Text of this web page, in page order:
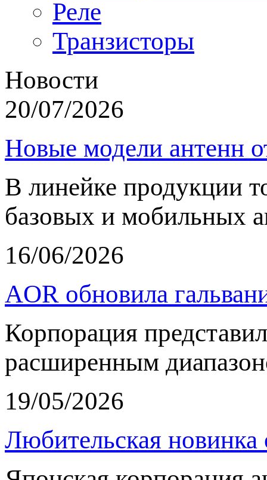
Реле
Транзисторы
Новости
20/07/2026
Новые модели антенн
В линейке продукции
базовых и мобильных
16/06/2026
AOR обновила
Корпорация
расширенным
19/05/2026
Любительская новинка